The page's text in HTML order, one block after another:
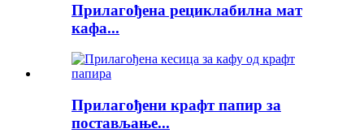
Прилагођена рециклабилна мат
кафа...
Прилагођени крафт папир за
постављање...